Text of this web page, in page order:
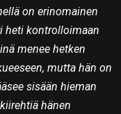
on erinomainen
heti kontrolloimaan
menee hetken
mutta hän on
sisään hieman
hänen